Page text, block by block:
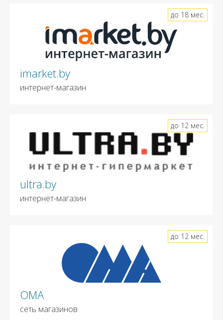
imarket.by
интернет-магазин
до 18 мес.
ultra.by
интернет-магазин
до 12 мес.
ОМА
сеть магазинов
до 12 мес.